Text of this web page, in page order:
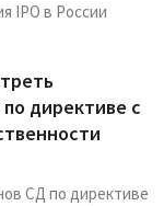
IPO в России
директиве с
СД по директиве